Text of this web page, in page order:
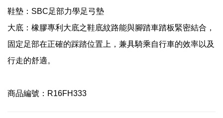
鞋墊： SBC足部力學足弓墊
大底：橡膠專利大底之鞋底紋路能與腳踏車踏板緊密結合，
固定足部在正確的踩踏位置上，兼具騎乘自行車的效率以及
行走的舒適。
商品編號： R16FH333